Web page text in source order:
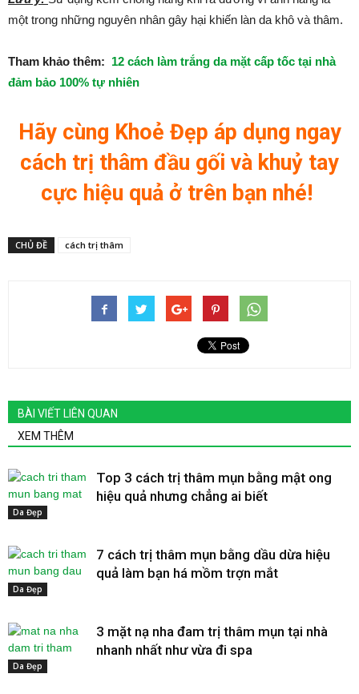
một trong những nguyên nhân gây hại khiến làn da khô và thâm.
Tham khảo thêm: 12 cách làm trắng da mặt cấp tốc tại nhà
đảm bảo 100% tự nhiên
Hãy cùng Khoẻ Đẹp áp dụng ngay
cách trị thâm đầu gối và khuỷ tay
cực hiệu quả ở trên bạn nhé!
CHỦ ĐỀ cách trị thâm
BÀI VIẾT LIÊN QUAN
XEM THÊM
Da Đẹp
Top 3 cách trị thâm mụn bằng mật ong
hiệu quả nhưng chẳng ai biết
Da Đẹp
7 cách trị thâm mụn bằng dầu dừa hiệu
quả làm bạn há mồm trợn mắt
Da Đẹp
3 mặt nạ nha đam trị thâm mụn tại nhà
nhanh nhất như vừa đi spa